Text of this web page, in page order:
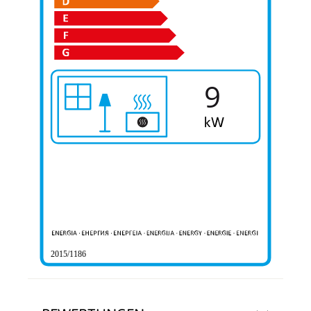
2015/1186
9